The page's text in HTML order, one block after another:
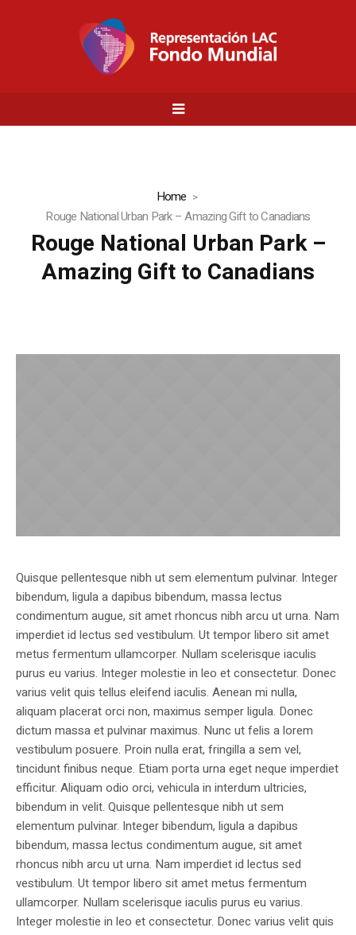
Home
Rouge National Urban Park – Amazing Gift to Canadians
Rouge National Urban Park –
Amazing Gift to Canadians
Quisque pellentesque nibh ut sem elementum pulvinar. Integer
bibendum, ligula a dapibus bibendum, massa lectus
condimentum augue, sit amet rhoncus nibh arcu ut urna. Nam
imperdiet id lectus sed vestibulum. Ut tempor libero sit amet
metus fermentum ullamcorper. Nullam scelerisque iaculis
purus eu varius. Integer molestie in leo et consectetur. Donec
varius velit quis tellus eleifend iaculis. Aenean mi nulla,
aliquam placerat orci non, maximus semper ligula. Donec
dictum massa et pulvinar maximus. Nunc ut felis a lorem
vestibulum posuere. Proin nulla erat, fringilla a sem vel,
tincidunt finibus neque. Etiam porta urna eget neque imperdiet
efficitur. Aliquam odio orci, vehicula in interdum ultricies,
bibendum in velit. Quisque pellentesque nibh ut sem
elementum pulvinar. Integer bibendum, ligula a dapibus
bibendum, massa lectus condimentum augue, sit amet
rhoncus nibh arcu ut urna. Nam imperdiet id lectus sed
vestibulum. Ut tempor libero sit amet metus fermentum
ullamcorper. Nullam scelerisque iaculis purus eu varius.
Integer molestie in leo et consectetur. Donec varius velit quis